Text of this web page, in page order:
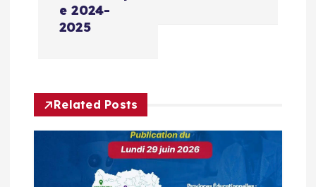
o
n
e 2024-
2025
Related Posts